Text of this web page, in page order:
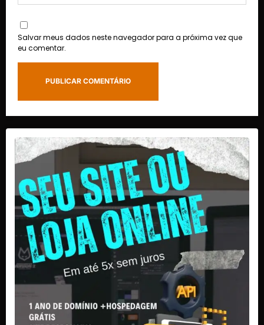
Salvar meus dados neste navegador para a próxima vez que
eu comentar.